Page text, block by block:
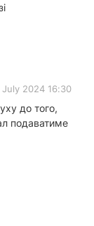
July 2024 16:30
до того,
подаватиме